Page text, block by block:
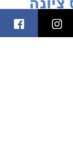
קניון רננים, קומה 2-,